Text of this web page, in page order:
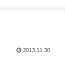
2013.11.30